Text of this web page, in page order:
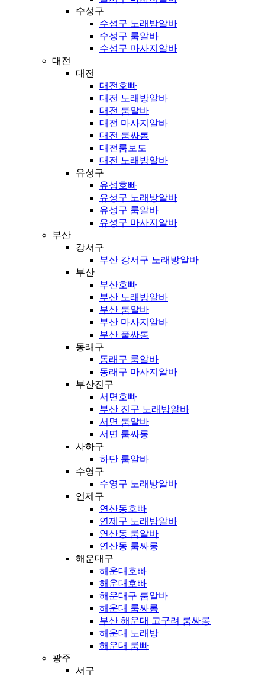
수성구
수성구 노래방알바
수성구 룸알바
수성구 마사지알바
대전
대전
대전호빠
대전 노래방알바
대전 룸알바
대전 마사지알바
대전 룸싸롱
대전룸보도
대전 노래방알바
유성구
유성호빠
유성구 노래방알바
유성구 룸알바
유성구 마사지알바
부산
강서구
부산 강서구 노래방알바
부산
부산호빠
부산 노래방알바
부산 룸알바
부산 마사지알바
부산 풀싸롱
동래구
동래구 룸알바
동래구 마사지알바
부산진구
서면호빠
부산 진구 노래방알바
서면 룸알바
서면 룸싸롱
사하구
하단 룸알바
수영구
수영구 노래방알바
연제구
연산동호빠
연제구 노래방알바
연산동 룸알바
연산동 룸싸롱
해운대구
해운대호빠
해운대호빠
해운대구 룸알바
해운대 룸싸롱
부산 해운대 고구려 룸싸롱
해운대 노래방
해운대 룸빠
광주
서구